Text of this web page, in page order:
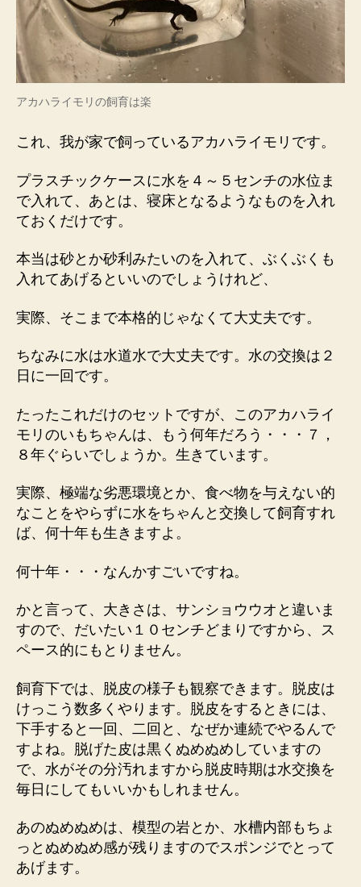
アカハライモリの飼育は楽
これ、我が家で飼っているアカハライモリです。
プラスチックケースに水を４～５センチの水位ま
で入れて、あとは、寝床となるようなものを入れ
ておくだけです。
本当は砂とか砂利みたいのを入れて、ぶくぶくも
入れてあげるといいのでしょうけれど、
実際、そこまで本格的じゃなくて大丈夫です。
ちなみに水は水道水で大丈夫です。水の交換は２
日に一回です。
たったこれだけのセットですが、このアカハライ
モリのいもちゃんは、もう何年だろう・・・７，
８年ぐらいでしょうか。生きています。
実際、極端な劣悪環境とか、食べ物を与えない的
なことをやらずに水をちゃんと交換して飼育すれ
ば、何十年も生きますよ。
何十年・・・なんかすごいですね。
かと言って、大きさは、サンショウウオと違いま
すので、だいたい１０センチどまりですから、ス
ペース的にもとりません。
飼育下では、脱皮の様子も観察できます。脱皮は
けっこう数多くやります。脱皮をするときには、
下手すると一回、二回と、なぜか連続でやるんで
すよね。脱げた皮は黒くぬめぬめしていますの
で、水がその分汚れますから脱皮時期は水交換を
毎日にしてもいいかもしれません。
あのぬめぬめは、模型の岩とか、水槽内部もちょ
っとぬめぬめ感が残りますのでスポンジでとって
あげます。